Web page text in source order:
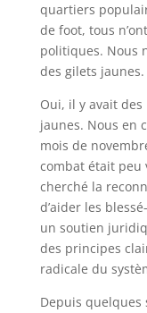
quartiers
de foot, tous
politiques. Nous
des gilets jaunes.
Oui, il y avait des
jaunes. Nous en
mois de
combat était peu
cherché la
d’aider les
un soutien
des principes
radicale du
Depuis quelques